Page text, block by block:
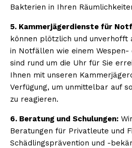
Bakterien in Ihren
5. Kammerjägerdienste für
können plötzlich und unverhofft
in Notfällen wie einem
sind rund um die Uhr für Sie
Ihnen mit unseren
Verfügung, um unmittelbar auf
zu reagieren.
6. Beratung und Schulungen:
Beratungen für Privatleute und
Schädlingsprävention und -